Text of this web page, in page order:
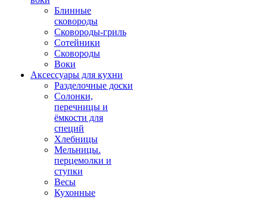
Блинные
сковороды
Сковороды-гриль
Сотейники
Сковороды
Воки
Аксессуары для кухни
Разделочные доски
Солонки,
перечницы и
ёмкости для
специй
Хлебницы
Мельницы.
перцемолки и
ступки
Весы
Кухонные